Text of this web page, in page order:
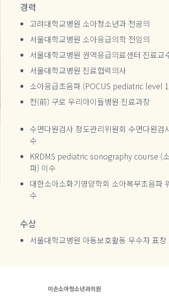
경력
고려대학교병원 소아청소년과 전공의
서울대학교병원 소아응급의학 전임의
서울대학교병원 권역응급의료센터 진료교
서울대학교병원 진료협력의사
소아응급초음파 (POCUS pediatric level
전(前) 구로 우리아이들병원 진료과장
수면다원검사 정도관리위원회 수면다원검
수
KRDMS pediatric sonography course (
파) 이수
대한소아소화기영양학회 소아복부초음파
수
수상
서울대학교병원 아동보호활동 우수자 표창
이손소아청소년과의원